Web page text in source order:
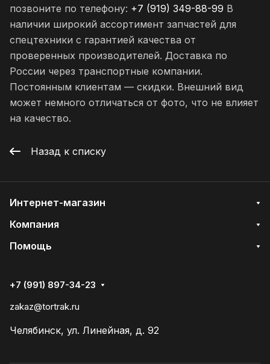
позвоните по телефону: +7 (919) 349-88-99 В
наличии широкий ассортимент запчастей для
спецтехники с гарантией качества от
проверенных производителей. Доставка по
России через транспортные компании.
Постоянным клиентам — скидки. Внешний вид
может немного отличаться от фото, что не влияет
на качество.
Назад к списку
Интернет-магазин
Компания
Помощь
+7 (991) 897-34-23
zakaz@tortrak.ru
Челябинск, ул. Линейная, д. 92